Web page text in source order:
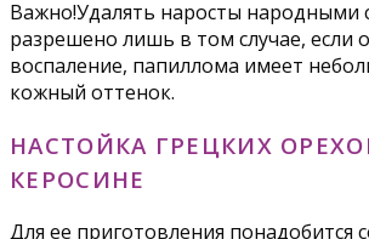
Важно!Удалять наросты народными
разрешено лишь в том случае, если
воспаление, папиллома имеет
кожный оттенок.
НАСТОЙКА ГРЕЦКИХ
КЕРОСИНЕ
Для ее приготовления понадобится